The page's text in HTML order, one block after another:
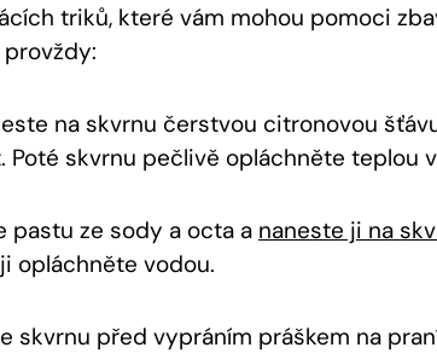
triků, které vám mohou pomoci
na skvrnu čerstvou citronovou
Poté skvrnu pečlivě opláchněte teplou
pastu ze sody a octa a naneste ji na
opláchněte vodou.
skvrnu před vypráním práškem na